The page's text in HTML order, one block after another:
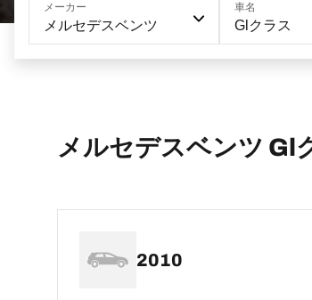
メーカー
メルセデスベンツ
車名
Glクラス
メルセデスベンツ Gl
2010